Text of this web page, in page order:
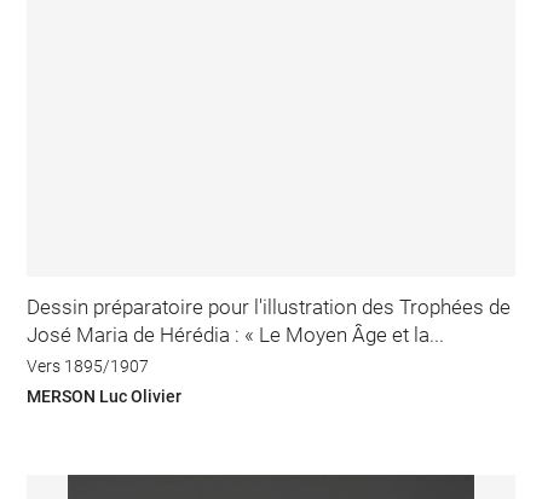
Dessin préparatoire pour l'illustration des Trophées de
José Maria de Hérédia : « Le Moyen Âge et la...
Vers 1895/1907
MERSON Luc Olivier